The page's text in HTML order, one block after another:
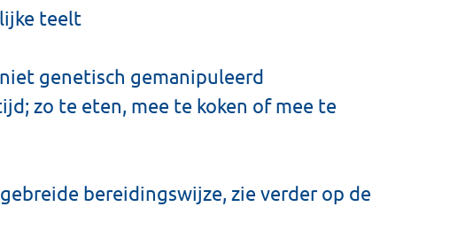
teelt
genetisch gemanipuleerd
zo te eten, mee te koken of mee te
bereidingswijze, zie verder op de